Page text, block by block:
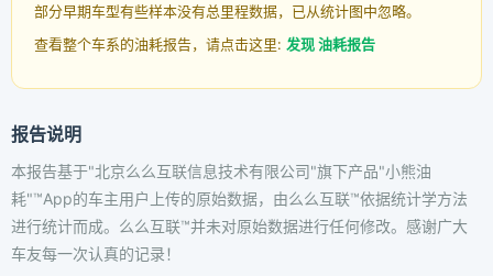
部分早期车型有些样本没有总里程数据，已从统计图中忽略。
查看整个车系的油耗报告，请点击这里: 发现 油耗报告
报告说明
本报告基于"北京么么互联信息技术有限公司"旗下产品"小熊油
耗"™App的车主用户上传的原始数据，由么么互联™依据统计学方法
进行统计而成。么么互联™并未对原始数据进行任何修改。感谢广大
车友每一次认真的记录！